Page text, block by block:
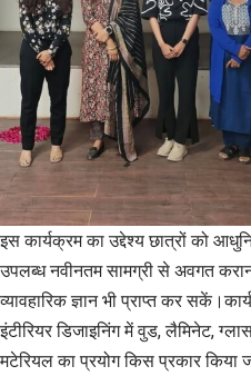
इस कार्यक्रम का उद्देश्य छात्रों को
उपलब्ध नवीनतम सामग्री से अवगत
व्यावहारिक ज्ञान भी प्राप्त कर
इंटीरियर डिजाइनिंग में वुड, लैमिनेट,
मटेरियल का प्रयोग किस प्रकार किया